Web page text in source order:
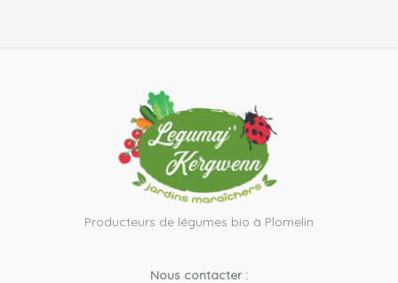
Producteurs de légumes bio à Plomelin
Nous contacter :